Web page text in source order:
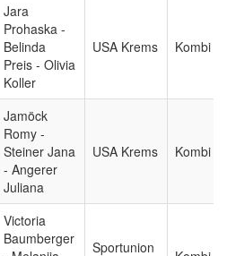
Jara
Prohaska -
Belinda
Preis - Olivia
Koller
USA Krems Kombi
Jamöck
Romy -
Steiner Jana
- Angerer
Juliana
USA Krems Kombi
Victoria
Baumberger
Sportunion